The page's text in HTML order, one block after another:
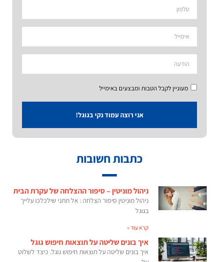
מעוניין לקבל הטבות ומבצעים באימייל
אני רוצה עמוד נקי בגוגל!
כתבות חשובות
ניהול מוניטין – סיפור ההצלחה של עקרת הבית
ניהול מוניטין סיפור הצלחה : אל תתני שילכלכו עלייך
בגוגל
קרא עוד »
איך בונים שליטה על תוצאות חיפוש גוגל
איך בונים שליטה על תוצאות חיפוש גוגל. כיצד לשלוט